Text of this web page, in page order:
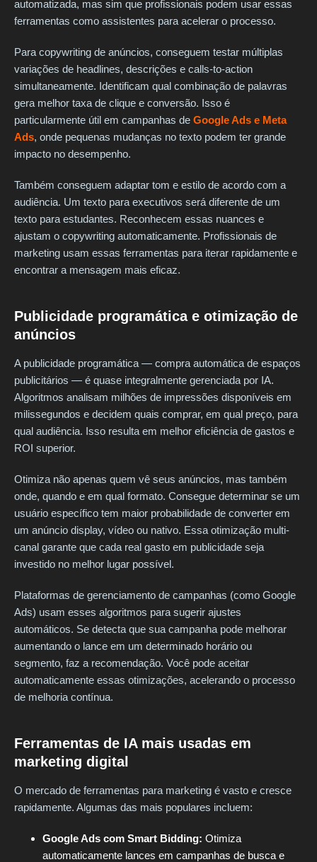
automatizada, mas sim que profissionais podem usar essas
ferramentas como assistentes para acelerar o processo.
Para copywriting de anúncios, conseguem testar múltiplas
variações de headlines, descrições e calls-to-action
simultaneamente. Identificam qual combinação de palavras
gera melhor taxa de clique e conversão. Isso é
particularmente útil em campanhas de Google Ads e Meta
Ads, onde pequenas mudanças no texto podem ter grande
impacto no desempenho.
Também conseguem adaptar tom e estilo de acordo com a
audiência. Um texto para executivos será diferente de um
texto para estudantes. Reconhecem essas nuances e
ajustam o copywriting automaticamente. Profissionais de
marketing usam essas ferramentas para iterar rapidamente e
encontrar a mensagem mais eficaz.
Publicidade programática e otimização de
anúncios
A publicidade programática — compra automática de espaços
publicitários — é quase integralmente gerenciada por IA.
Algoritmos analisam milhões de impressões disponíveis em
milissegundos e decidem quais comprar, em qual preço, para
qual audiência. Isso resulta em melhor eficiência de gastos e
ROI superior.
Otimiza não apenas quem vê seus anúncios, mas também
onde, quando e em qual formato. Consegue determinar se um
usuário específico tem maior probabilidade de converter em
um anúncio display, vídeo ou nativo. Essa otimização multi-
canal garante que cada real gasto em publicidade seja
investido no melhor lugar possível.
Plataformas de gerenciamento de campanhas (como Google
Ads) usam esses algoritmos para sugerir ajustes
automáticos. Se detecta que sua campanha pode melhorar
aumentando o lance em um determinado horário ou
segmento, faz a recomendação. Você pode aceitar
automaticamente essas otimizações, acelerando o processo
de melhoria contínua.
Ferramentas de IA mais usadas em
marketing digital
O mercado de ferramentas para marketing é vasto e cresce
rapidamente. Algumas das mais populares incluem:
Google Ads com Smart Bidding: Otimiza
automaticamente lances em campanhas de busca e